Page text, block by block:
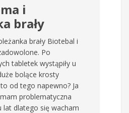
i
brały
brały Biotebal i
Po
tabletek wystąpiły u
bolące krosty
od tego napewno? Ja
problematyczna
lat dlatego się wacham